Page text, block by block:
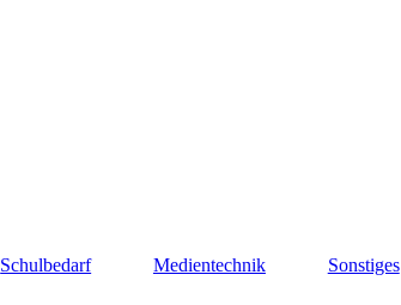
Schulbedarf Medientechnik Sonstiges